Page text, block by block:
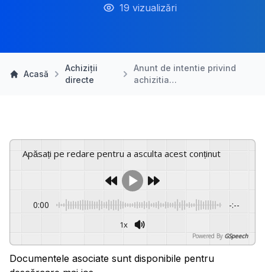
19 vizualizări
Acasă
Achiziții
directe
Anunt de intentie privind
achizitia…
Apăsați pe redare pentru a asculta acest conținut
0:00 -:--
1x
Powered By GSpeech
Documentele asociate sunt disponibile pentru